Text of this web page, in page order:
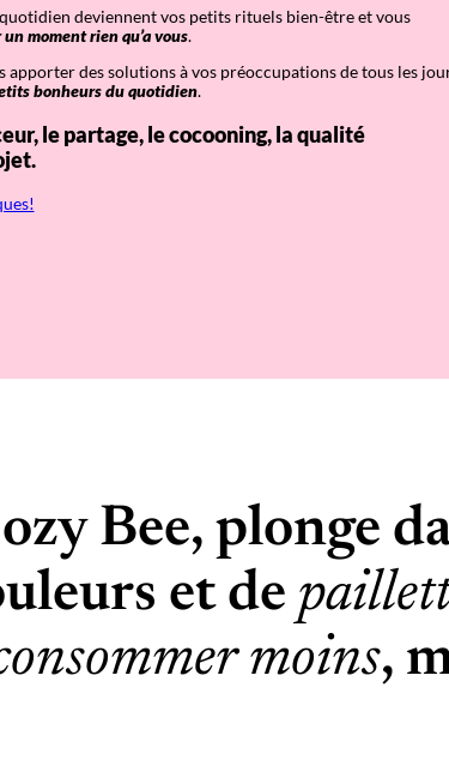
deviennent vos petits rituels bien-être et vous
moment rien qu’a vous.
apporter des solutions à vos préoccupations de tous les
bonheurs du quotidien.
le partage, le cocooning, la qualité
Bee, plonge
et de
moins,